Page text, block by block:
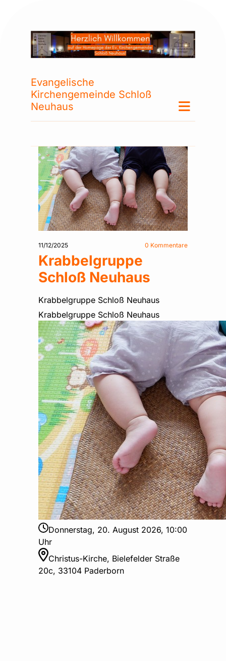
Evangelische
Kirchengemeinde Schloß
Neuhaus
11/12/2025 0 Kommentare
Krabbelgruppe
Schloß Neuhaus
Krabbelgruppe Schloß Neuhaus
Krabbelgruppe Schloß Neuhaus
Donnerstag, 20. August 2026, 10:00
Uhr
Christus-Kirche, Bielefelder Straße
20c, 33104 Paderborn